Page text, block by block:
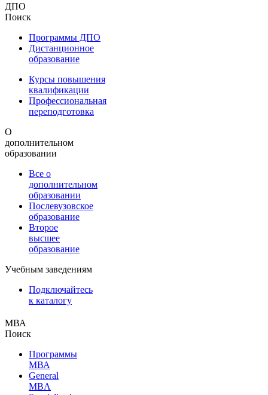
ДПО
Поиск
Программы ДПО
Дистанционное
образование
Курсы повышения
квалификации
Профессиональная
переподготовка
О
дополнительном
образовании
Все о
дополнительном
образовании
Послевузовское
образование
Второе
высшее
образование
Учебным заведениям
Подключайтесь
к каталогу
МВА
Поиск
Программы
МВА
General
MBA